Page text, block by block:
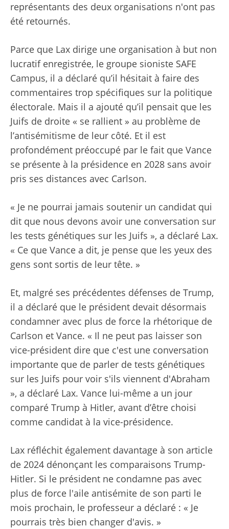
représentants des deux organisations n'ont pas
été retournés.
Parce que Lax dirige une organisation à but non
lucratif enregistrée, le groupe sioniste SAFE
Campus, il a déclaré qu’il hésitait à faire des
commentaires trop spécifiques sur la politique
électorale. Mais il a ajouté qu’il pensait que les
Juifs de droite « se rallient » au problème de
l’antisémitisme de leur côté. Et il est
profondément préoccupé par le fait que Vance
se présente à la présidence en 2028 sans avoir
pris ses distances avec Carlson.
« Je ne pourrai jamais soutenir un candidat qui
dit que nous devons avoir une conversation sur
les tests génétiques sur les Juifs », a déclaré Lax.
« Ce que Vance a dit, je pense que les yeux des
gens sont sortis de leur tête. »
Et, malgré ses précédentes défenses de Trump,
il a déclaré que le président devait désormais
condamner avec plus de force la rhétorique de
Carlson et Vance. « Il ne peut pas laisser son
vice-président dire que c'est une conversation
importante que de parler de tests génétiques
sur les Juifs pour voir s'ils viennent d'Abraham
», a déclaré Lax. Vance lui-même a un jour
comparé Trump à Hitler, avant d’être choisi
comme candidat à la vice-présidence.
Lax réfléchit également davantage à son article
de 2024 dénonçant les comparaisons Trump-
Hitler. Si le président ne condamne pas avec
plus de force l'aile antisémite de son parti le
mois prochain, le professeur a déclaré : « Je
pourrais très bien changer d'avis. »